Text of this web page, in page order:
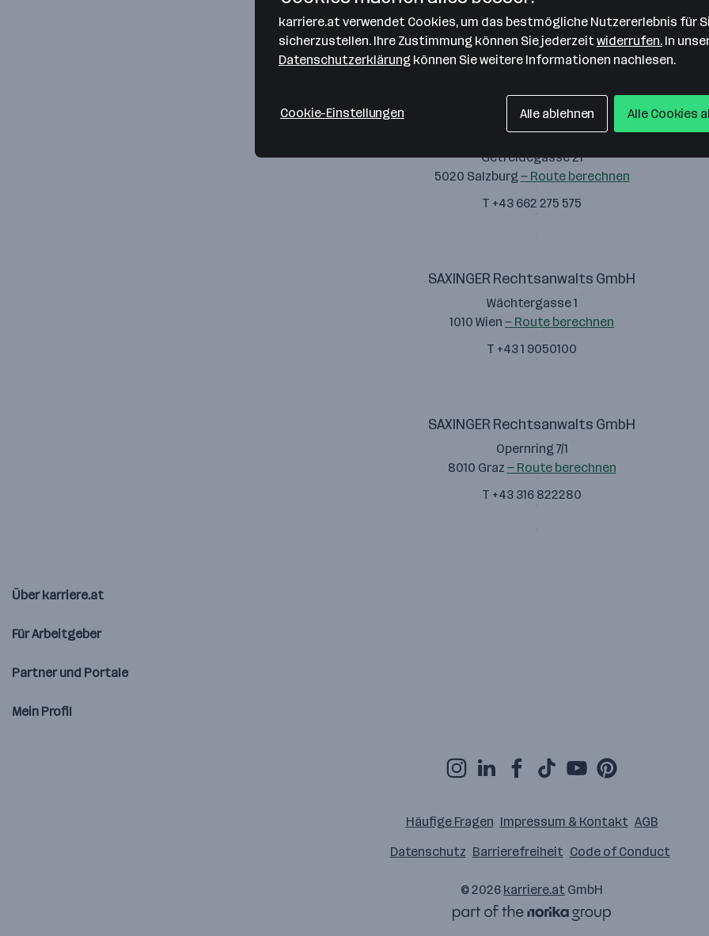
4600 Wels— Route berechnen
T +43 7242 65290
SAXINGER Rechtsanwalts GmbH
Getreidegasse 21
5020 Salzburg — Route berechnen
T +43 662 275 575
SAXINGER Rechtsanwalts GmbH
Wächtergasse 1
1010 Wien — Route berechnen
T +43 1 9050100
SAXINGER Rechtsanwalts GmbH
Opernring 7/1
8010 Graz — Route berechnen
T +43 316 822280
Über karriere.at
Für Arbeitgeber
Partner und Portale
Mein Profil
Häufige Fragen Impressum & Kontakt AGB
Datenschutz Barrierefreiheit Code of Conduct
© 2026 karriere.at GmbH
karriere.at verwendet Cookies, um das bestmögliche Nutzererlebnis für
sicherzustellen. Ihre Zustimmung können Sie jederzeit widerrufen. In
Datenschutzerklärung können Sie weitere Informationen nachlesen.
Cookie-Einstellungen Alle ablehnen Alle Cookies